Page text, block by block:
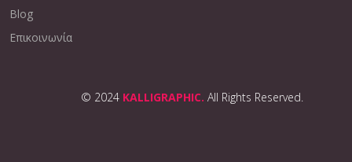
Blog
Επικοινωνία
© 2024 KALLIGRAPHIC. All Rights Reserved.